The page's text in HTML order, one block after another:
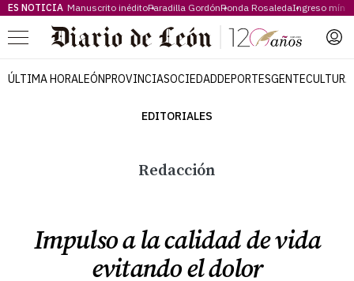
ES NOTICIA Manuscrito inéditoParadilla GordónRonda RosaledaIngreso
Menú
ÚLTIMA HORALEÓNPROVINCIASOCIEDADDEPORTESGENTECULTURA
EDITORIALES
Redacción
Impulso a la calidad de vida
evitando el dolor